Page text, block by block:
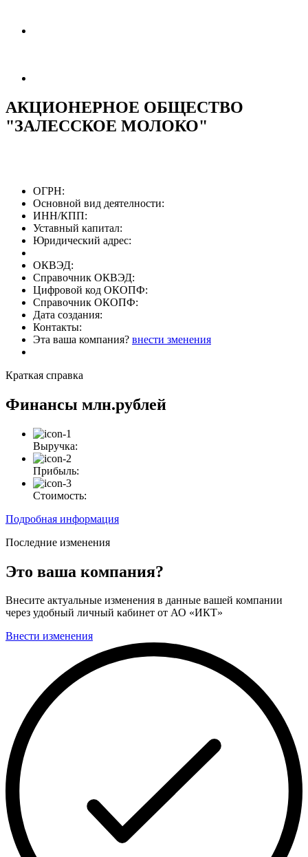
АКЦИОНЕРНОЕ ОБЩЕСТВО
"ЗАЛЕССКОЕ МОЛОКО"
ОГРН:
Основной вид деятелности:
ИНН/КПП:
Уставный капитал:
Юридический адрес:
ОКВЭД:
Справочник ОКВЭД:
Цифровой код ОКОПФ:
Справочник ОКОПФ:
Дата создания:
Контакты:
Эта ваша компания? внести зменения
Краткая справка
Финансы млн.рублей
Выручка:
Прибыль:
Стоимость:
Подробная информация
Последние изменения
Это ваша компания?
Внесите актуальные изменения в данные вашей компании
через удобный личный кабинет от АО «ИКТ»
Внести изменения